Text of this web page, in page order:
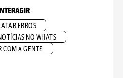
INTERAGIR
ERROS
NO WHATS
COM A GENTE